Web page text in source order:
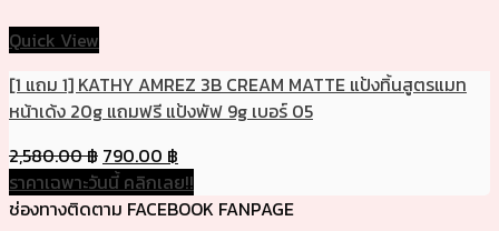
Quick View
[1 แถม 1] KATHY AMREZ 3B CREAM MATTE แป้งทิ้นสูตรแมท
หน้าเด้ง 20g แถมฟรี แป้งพัฟ 9g เบอร์ 05
2,580.00฿ 790.00 ฿
ราคาเฉพาะวันนี้ คลิกเลย!!
ช่องทางติดตาม FACEBOOK FANPAGE